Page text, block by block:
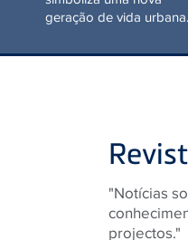
"Notícias
projectos."